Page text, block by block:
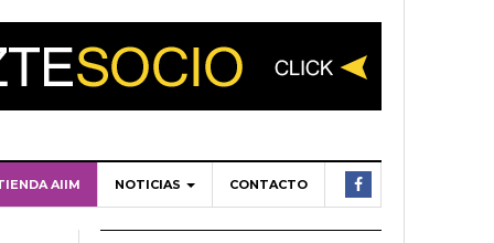
AIIM NOTICIAS CONTACTO